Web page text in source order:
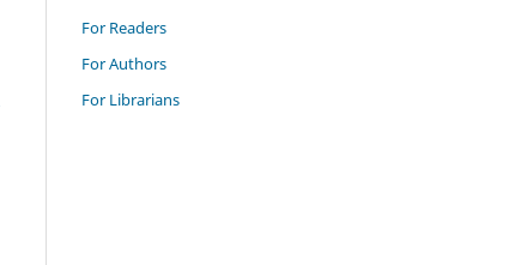
For Readers
For Authors
For Librarians